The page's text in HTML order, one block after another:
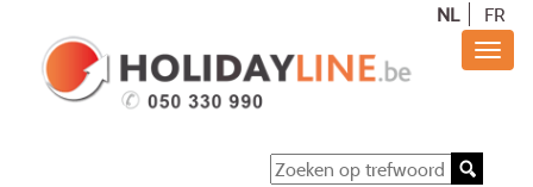
NL FR